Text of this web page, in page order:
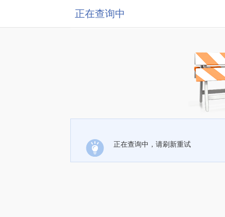
正在查询中
正在查询中，请刷新重试